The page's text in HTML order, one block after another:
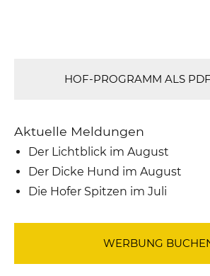
HOF-PROGRAMM ALS
Aktuelle Meldungen
Der Lichtblick im August
Der Dicke Hund im August
Die Hofer Spitzen im Juli
WERBUNG